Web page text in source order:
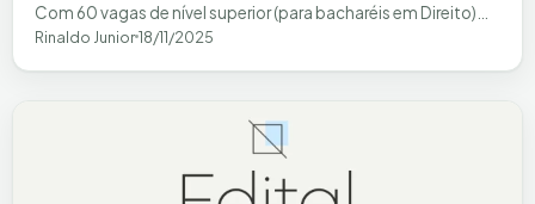
Com 60 vagas de nível superior (para bacharéis em Direito)
para a carreira de…
Rinaldo Junior18/11/2025